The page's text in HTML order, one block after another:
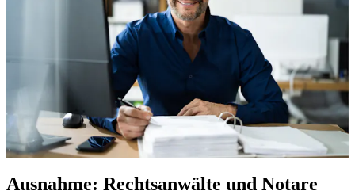
Ausnahme: Rechtsanwälte und Notare